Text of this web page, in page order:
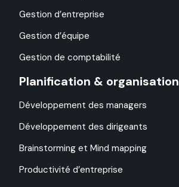
Gestion d’entreprise
Gestion d’équipe
Gestion de comptabilité
Planification & organisation
Développement des managers
Développement des dirigeants
Brainstorming et Mind mapping
Productivité d’entreprise